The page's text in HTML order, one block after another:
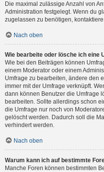
Die maximal zulässige Anzahl von
Administration festgelegt. Wenn du
zugelassen zu benötigen,
Nach oben
Wie bearbeite oder lösche ich eine
Wie bei den Beiträgen können
einem Moderator oder einem
Umfrage zu bearbeiten, ändere den
immer mit der Umfrage verknüpft.
dann können Benutzer die Umfrage
bearbeiten. Sollte allerdings schon
die Umfrage nur noch von
gelöscht werden. Dadurch soll die
verhindert werden.
Nach oben
Warum kann ich auf bestimmte
Manche Foren können bestimmten